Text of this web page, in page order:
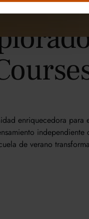
enriquecedora para
de verano